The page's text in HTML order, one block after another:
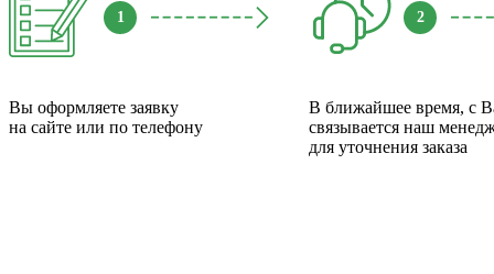
1
Вы оформляете заявку
на сайте или по телефону
2
В ближайшее время, с
связывается наш
для уточнения заказа